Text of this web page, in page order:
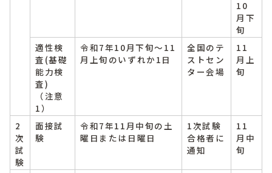
10
月下
旬
適性検
査(基礎
能力検
査)
（注意
1）
令和7年10月下旬～11
月上旬のいずれか1日
全国のテ
ストセン
ター会場
11
月上
旬
2
次
試
験
面接試
験
令和7年11月中旬の土
曜日または日曜日
1次試験
合格者に
通知
11
月中
旬